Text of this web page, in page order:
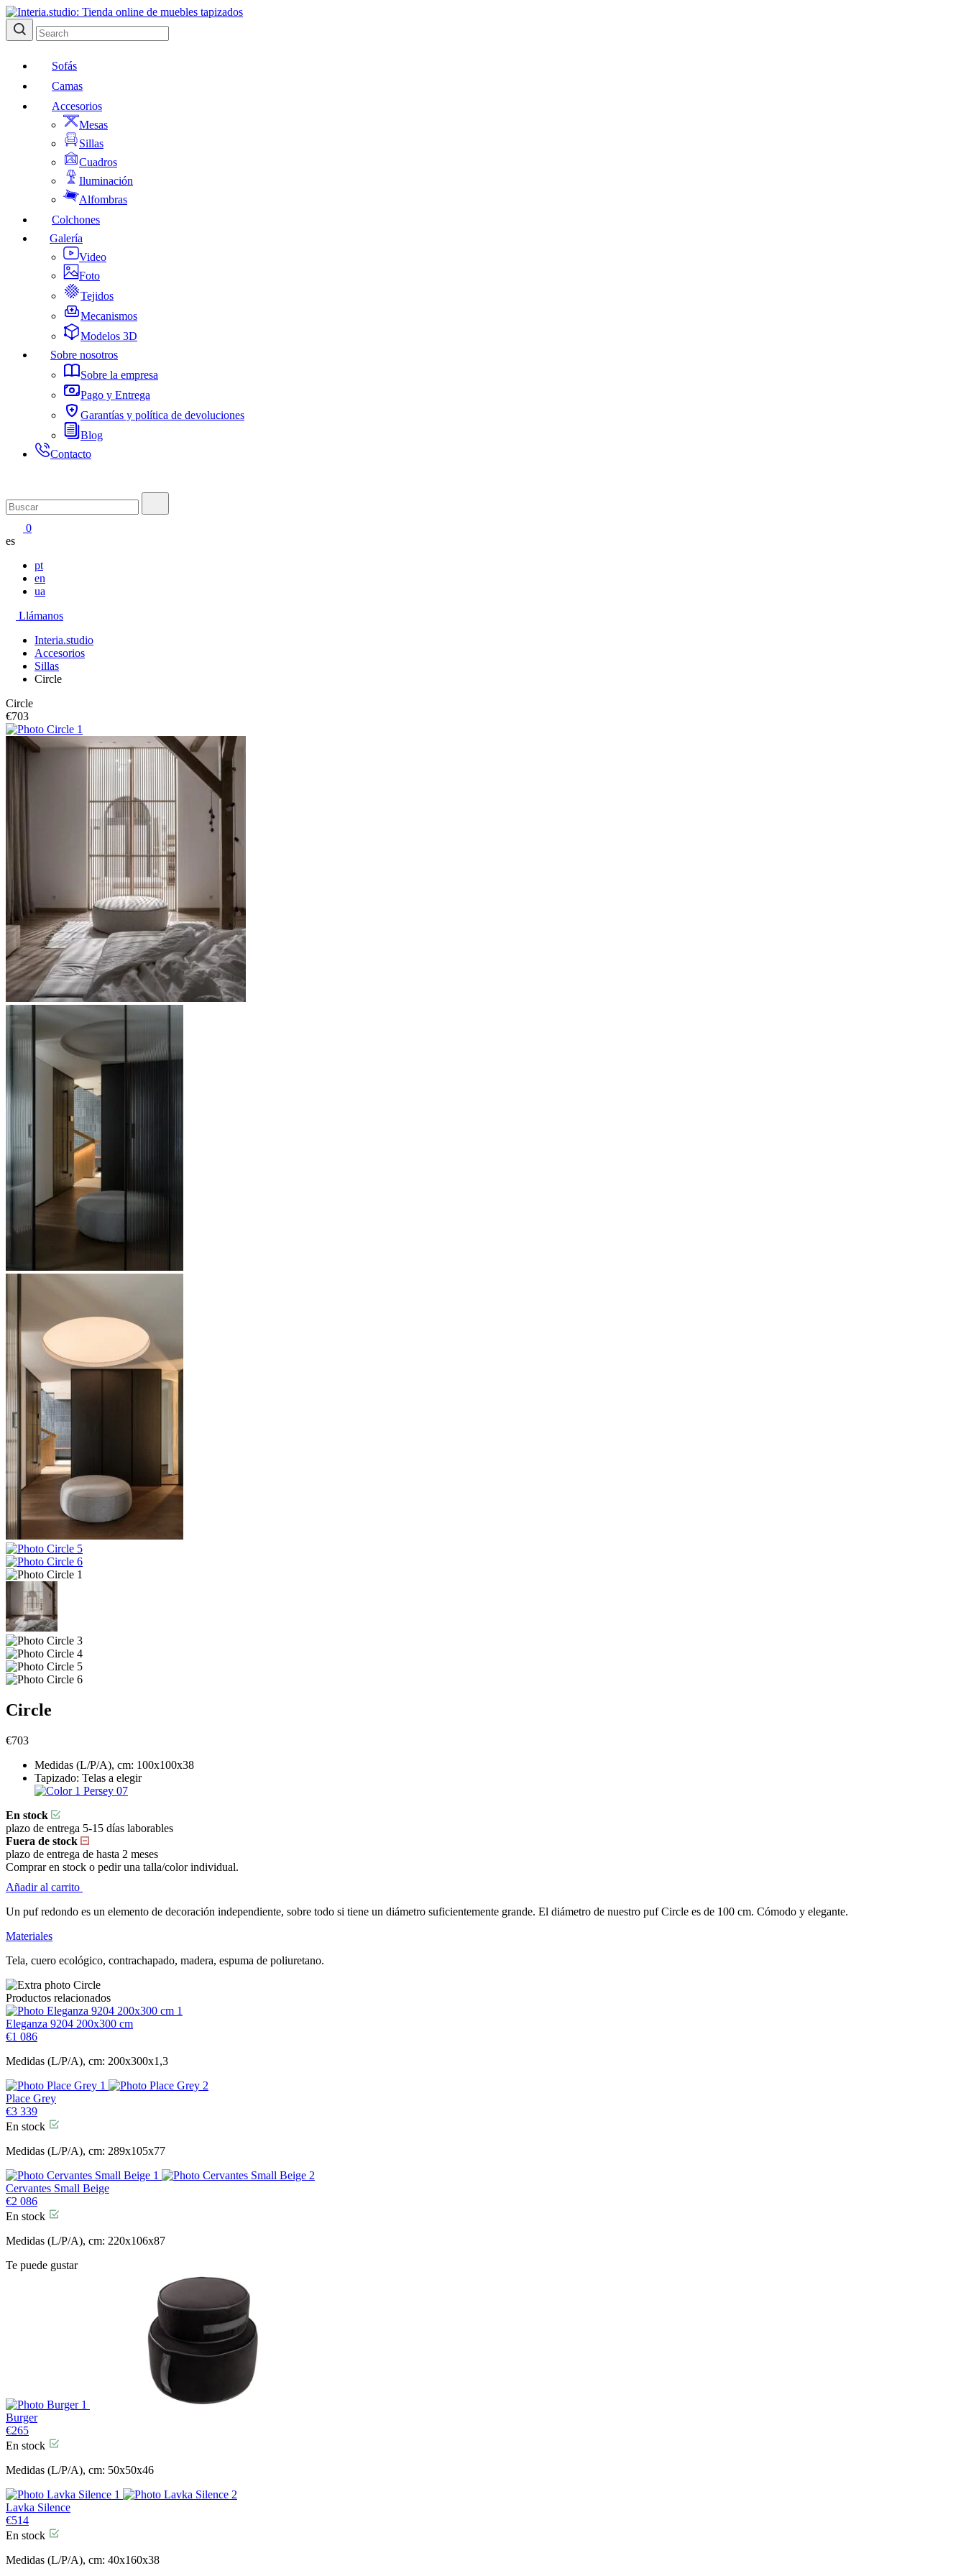
Sofás
Camas
Accesorios
Mesas
Sillas
Cuadros
Iluminación
Alfombras
Colchones
Galería
Video
Foto
Tejidos
Mecanismos
Modelos 3D
Sobre nosotros
Sobre la empresa
Pago y Entrega
Garantías y política de devoluciones
Blog
Contacto
0
es
pt
en
ua
Llámanos
Interia.studio
Accesorios
Sillas
Circle
Circle
€703
Circle
€703
Medidas (L/P/A), cm: 100x100x38
Tapizado: Telas a elegir
Persey 07
En stock
plazo de entrega 5-15 días laborables
Fuera de stock
plazo de entrega de hasta 2 meses
Comprar en stock o pedir una talla/color individual.
Añadir al carrito
Un puf redondo es un elemento de decoración independiente, sobre todo si tiene un diámetro suficientemente grande. El diámetro de nuestro puf Circle es de 100 cm. Cómodo y elegante.
Materiales
Tela, cuero ecológico, contrachapado, madera, espuma de poliuretano.
Productos relacionados
Eleganza 9204 200x300 cm
€1 086
Medidas (L/P/A), cm: 200x300x1,3
Place Grey
€3 339
En stock
Medidas (L/P/A), cm: 289x105x77
Cervantes Small Beige
€2 086
En stock
Medidas (L/P/A), cm: 220x106x87
Te puede gustar
Burger
€265
En stock
Medidas (L/P/A), cm: 50x50x46
Lavka Silence
€514
En stock
Medidas (L/P/A), cm: 40x160x38